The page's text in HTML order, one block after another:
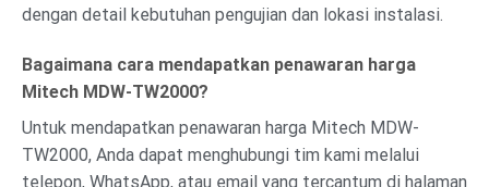
dengan detail kebutuhan pengujian dan lokasi instalasi.
Bagaimana cara mendapatkan penawaran harga
Mitech MDW-TW2000?
Untuk mendapatkan penawaran harga Mitech MDW-
TW2000, Anda dapat menghubungi tim kami melalui
telepon, WhatsApp, atau email yang tercantum di halaman